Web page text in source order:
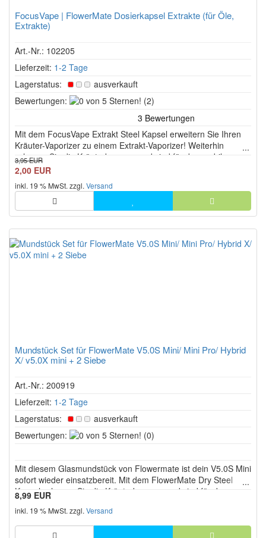
FocusVape | FlowerMate Dosierkapsel Extrakte (für Öle,
Extrakte)
Art.-Nr.: 102205
Lieferzeit: 1-2 Tage
Lagerstatus:
ausverkauft
Bewertungen:
0
5
Sternen!
(2)
Mit dem FocusVape Extrakt Steel Kapsel erweitern Sie Ihren
Kräuter-Vaporizer zu einem Extrakt-Vaporizer! Weiterhin
schonen Sie die Kräuterkammer und sind für den mobilen
Dampfeinsatz unterwegs bestens vorbereitet.
3,95 EUR
2,00 EUR
inkl. 19 % MwSt. zzgl. Versand
Mundstück Set für FlowerMate V5.0S Mini/ Mini Pro/ Hybrid
X/ v5.0X mini + 2 Siebe
Art.-Nr.: 200919
Lieferzeit: 1-2 Tage
Lagerstatus:
ausverkauft
Bewertungen:
0
Sternen!
(0)
Mit diesem Glasmundstück von Flowermate ist dein V5.0S Mini
sofort wieder einsatzbereit. Mit dem FlowerMate Dry Steel
Kapsel schonen Sie die Kräuterkammer und sind für den
mobilen Dampfeinsatz unterwegs bestens vorbereitet.
8,99 EUR
inkl. 19 % MwSt. zzgl. Versand